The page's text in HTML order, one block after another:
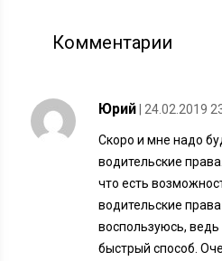
Комментарии
Юрий | 24.02.2019
Скоро и мне надо
водительские
что есть
водительские
воспользуюсь,
быстрый способ.